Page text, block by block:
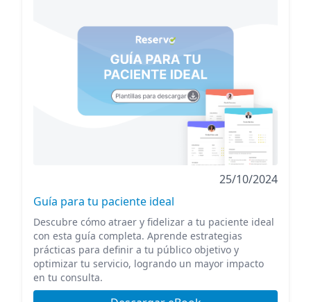
25/10/2024
Guía para tu paciente ideal
Descubre cómo atraer y fidelizar a tu paciente ideal
con esta guía completa. Aprende estrategias
prácticas para definir a tu público objetivo y
optimizar tu servicio, logrando un mayor impacto
en tu consulta.